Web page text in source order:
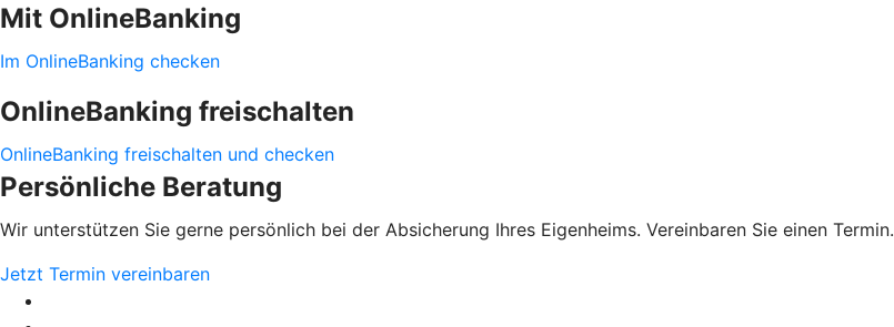
Mit OnlineBanking
Im OnlineBanking checken
OnlineBanking freischalten
OnlineBanking freischalten und checken
Persönliche Beratung
Wir unterstützen Sie gerne persönlich bei der Absicherung Ihres Eigenheims. Vereinbaren Sie einen Termin.
Jetzt Termin vereinbaren